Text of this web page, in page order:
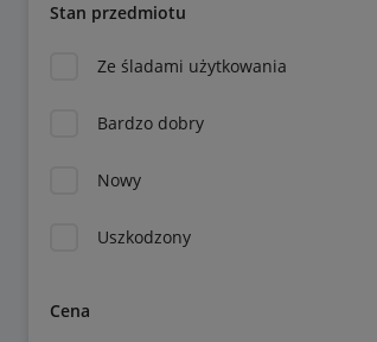
Stan przedmiotu
Ze śladami użytkowania
Bardzo dobry
Nowy
Uszkodzony
Cena